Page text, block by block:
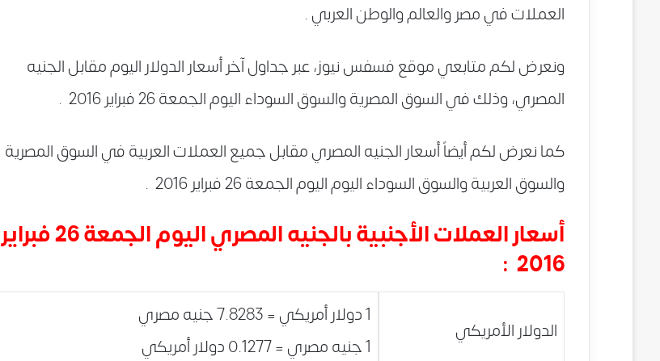
العملات في مصر والعالم والوطن العربي .
ونعرض لكم متابعي موقع فسفس نيوز، عبر جداول آخر أسعار الدولار اليوم مقابل الجنيه
المصري، وذلك في السوق المصرية والسوق السوداء اليوم الجمعة 26 فبراير 2016 .
كما نعرض لكم أيضاً أسعار الجنيه المصري مقابل جميع العملات العربية في السوق المصرية
والسوق العربية والسوق السوداء اليوم اليوم الجمعة 26 فبراير 2016 .
أسعار العملات الأجنبية بالجنيه المصري اليوم الجمعة 26 فبراير
2016 :
الدولار الأمريكي
1 دولار أمريكي = 7.8283 جنيه مصري
1 جنيه مصري = 0.1277 دولار أمريكي